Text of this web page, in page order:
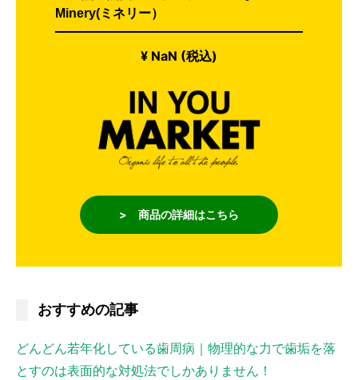
Minery(ミネリー）
¥ NaN (税込)
> 商品の詳細はこちら
おすすめの記事
どんどん若年化している歯周病｜物理的な力で歯垢を落
とすのは表面的な対処法でしかありません！